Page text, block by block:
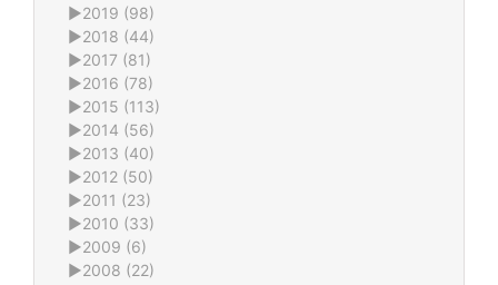
►2019 (98)
►2018 (44)
►2017 (81)
►2016 (78)
►2015 (113)
►2014 (56)
►2013 (40)
►2012 (50)
►2011 (23)
►2010 (33)
►2009 (6)
►2008 (22)